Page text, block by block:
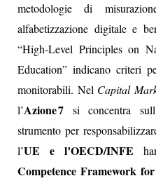
metodologie di
alfabetizzazione digitale e
“High‑Level Principles on
Education” indicano criteri
monitorabili. Nel Capital
l’Azione 7 si concentra
strumento per
l’UE e l’OECD/INFE
Competence Framework